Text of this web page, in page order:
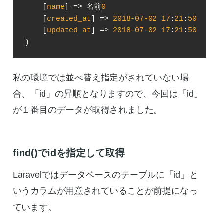
    [
name] => 名前0
    [
created_at] => 2018-07-02 17 : 21: 50
    [
updated_at] => 2018-07-02 17 : 21: 50
)
私の環境では並べ替え指定がされていない場
合、「id」の昇順となりますので、今回は「id」
が１番目のデータが取得されました。
find()でidを指定して取得
Laravelではデータベースのテーブルに「id」と
いうカラムが用意されていることが前提になっ
ています。